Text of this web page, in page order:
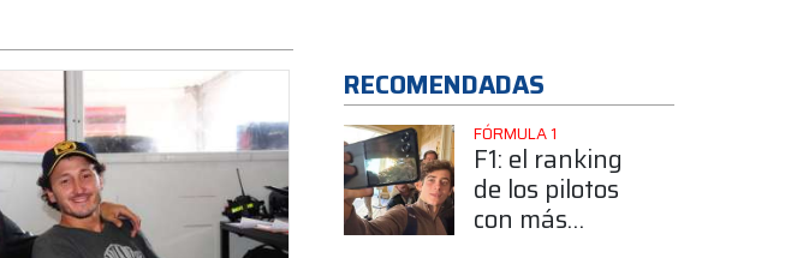
RECOMENDADAS
FÓRMULA 1
F1: el ranking
de los pilotos
con más